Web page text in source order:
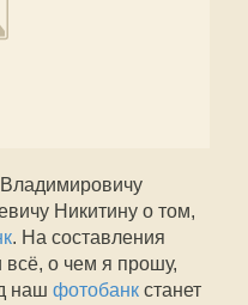
Никитину о том,
. На составления
о чем я прошу,
наш фотобанк станет